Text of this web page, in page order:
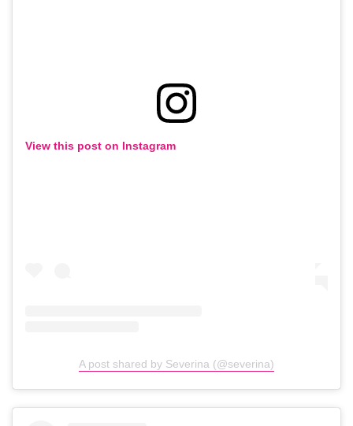
View this post on Instagram
A post shared by Severina (@severina)